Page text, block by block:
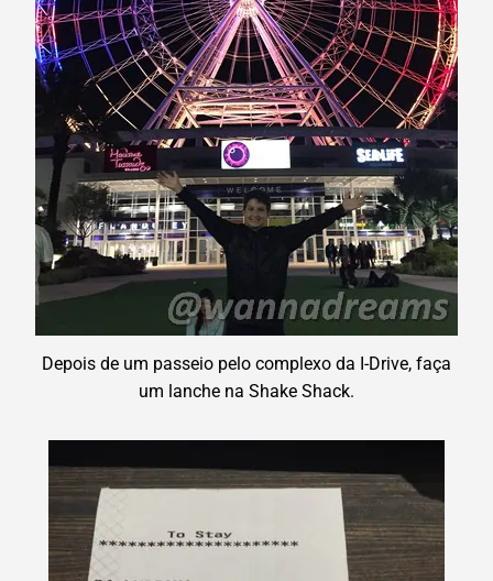
Depois de um passeio pelo complexo da I-Drive, faça
um lanche na Shake Shack.